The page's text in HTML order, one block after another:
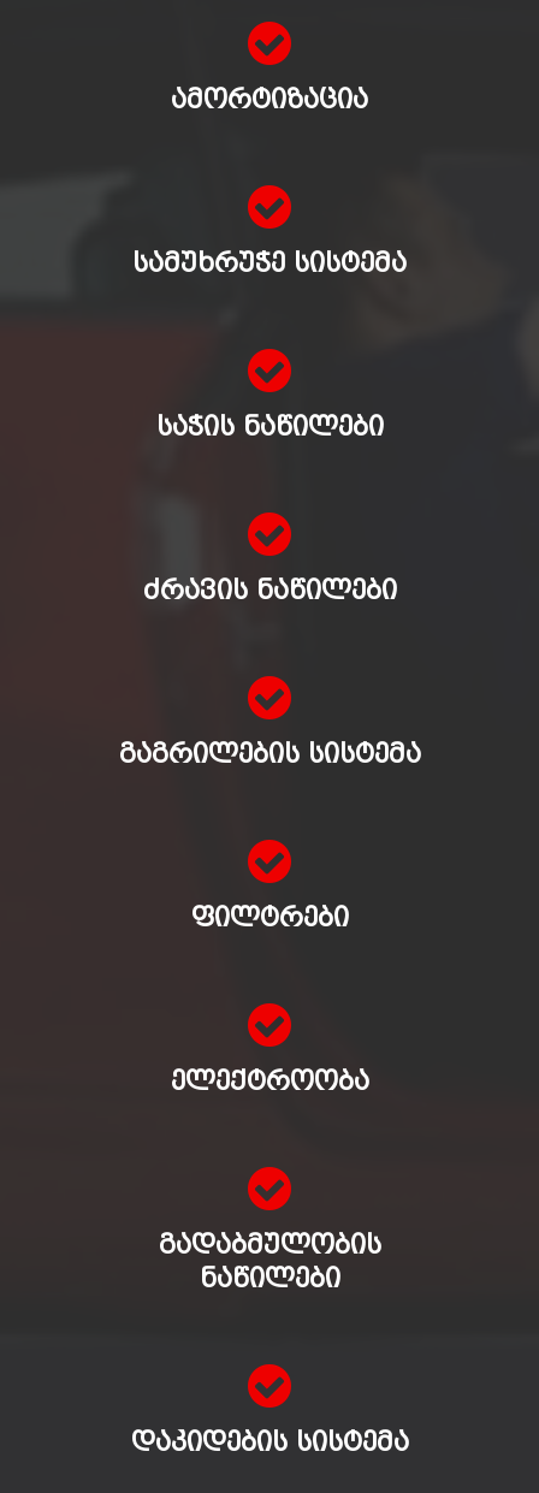
ᲐᲛᲝᲠᲢᲘᲖᲐᲪᲘᲐ
ᲡᲐᲛᲣᲮᲠᲣᲭᲔ ᲡᲘᲡᲢᲔᲛᲐ
ᲡᲐᲭᲘᲡ ᲜᲐᲬᲘᲚᲔᲑᲘ
ᲫᲠᲐᲕᲘᲡ ᲜᲐᲬᲘᲚᲔᲑᲘ
ᲒᲐᲒᲠᲘᲚᲔᲑᲘᲡ ᲡᲘᲡᲢᲔᲛᲐ
ᲤᲘᲚᲢᲠᲔᲑᲘ
ᲔᲚᲔᲥᲢᲠᲝᲝᲑᲐ
ᲒᲐᲓᲐᲑᲛᲣᲚᲝᲑᲘᲡ
ᲜᲐᲬᲘᲚᲔᲑᲘ
ᲓᲐᲙᲘᲓᲔᲑᲘᲡ ᲡᲘᲡᲢᲔᲛᲐ